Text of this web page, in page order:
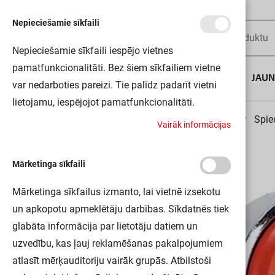
Motoru vadības un aizsardzības ierīces
Nepieciešamie sīkfaili
Nepieciešamie sīkfaili iespējo vietnes
pamatfunkcionalitāti. Bez šiem sīkfailiem vietne
var nedarboties pareizi. Tie palīdz padarīt vietni
lietojamu, iespējojot pamatfunkcionalitāti.
Vairāk informācijas
Mārketinga sīkfaili
Mārketinga sīkfailus izmanto, lai vietnē izsekotu
un apkopotu apmeklētāju darbības. Sīkdatnēs tiek
glabāta informācija par lietotāju datiem un
uzvedību, kas ļauj reklamēšanas pakalpojumiem
atlasīt mērķauditoriju vairāk grupās. Atbilstoši